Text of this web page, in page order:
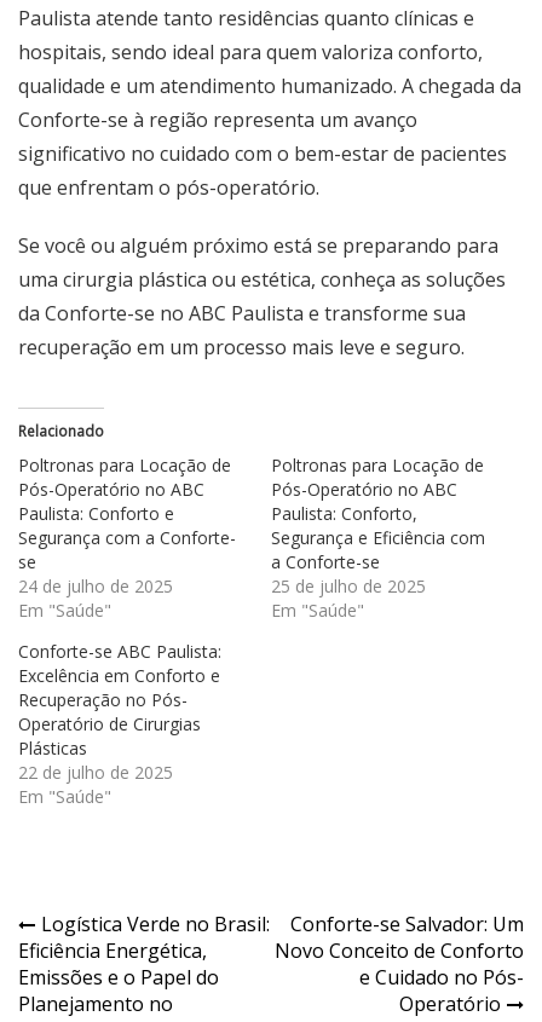
Paulista atende tanto residências quanto clínicas e
hospitais, sendo ideal para quem valoriza conforto,
qualidade e um atendimento humanizado. A chegada da
Conforte-se à região representa um avanço
significativo no cuidado com o bem-estar de pacientes
que enfrentam o pós-operatório.
Se você ou alguém próximo está se preparando para
uma cirurgia plástica ou estética, conheça as soluções
da Conforte-se no ABC Paulista e transforme sua
recuperação em um processo mais leve e seguro.
Relacionado
Poltronas para Locação de
Pós-Operatório no ABC
Paulista: Conforto e
Segurança com a Conforte-
se
24 de julho de 2025
Em "Saúde"
Poltronas para Locação de
Pós-Operatório no ABC
Paulista: Conforto,
Segurança e Eficiência com
a Conforte-se
25 de julho de 2025
Em "Saúde"
Conforte-se ABC Paulista:
Excelência em Conforto e
Recuperação no Pós-
Operatório de Cirurgias
Plásticas
22 de julho de 2025
Em "Saúde"
Navegação
de
Post
Logística Verde no Brasil:
Eficiência Energética,
Emissões e o Papel do
Planejamento no
Conforte-se Salvador: Um
Novo Conceito de Conforto
e Cuidado no Pós-
Operatório